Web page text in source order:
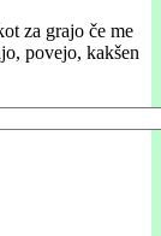
za grajo če me
povejo, kakšen